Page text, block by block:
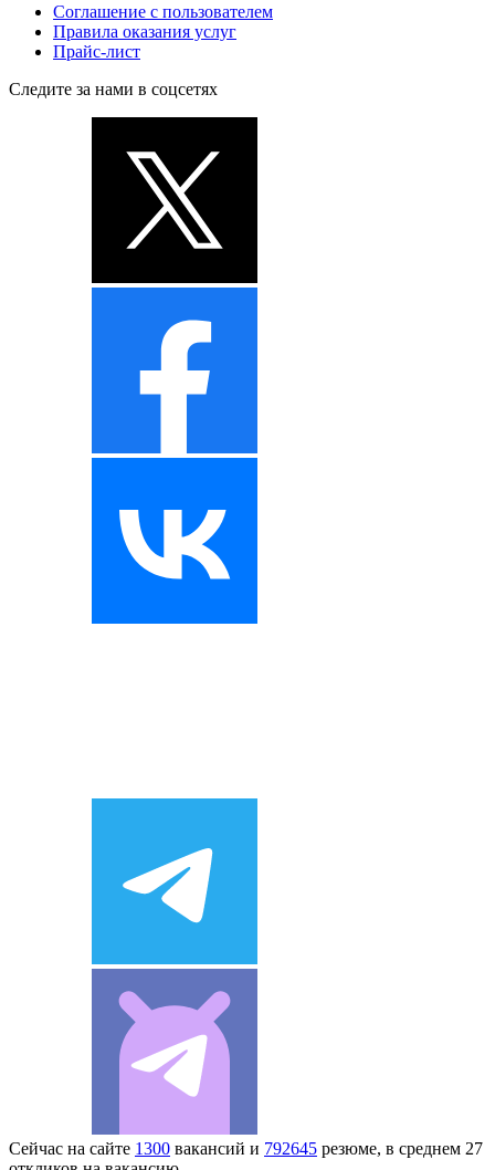
Соглашение с пользователем
Правила оказания услуг
Прайс-лист
Следите за нами в соцсетях
Сейчас на сайте 1300 вакансий и 792645 резюме, в среднем 27